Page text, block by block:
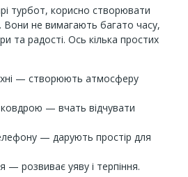
турбот, корисно створювати
Вони не вимагають багато часу,
та радості. Ось кілька простих
— створюють атмосферу
ковдрою — вчать відчувати
— дарують простір для
— розвиває уяву і терпіння.